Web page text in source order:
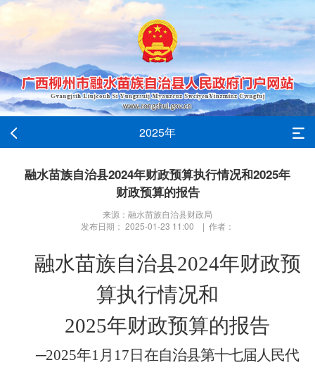
2025年
融水苗族自治县2024年财政预算执行情况和2025年
财政预算的报告
来源：融水苗族自治县财政局
发布日期： 2025-01-23 11:00 | 作者：
融水苗族自治县2024年财政预
算执行情况和
2025年财政预算的报告
─2025年1月 17 日 在自治县第十七届人民代